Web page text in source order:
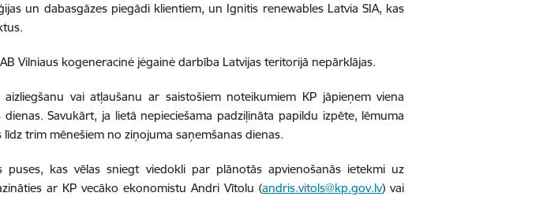
un dabasgāzes piegādi klientiem, un Ignitis renewables Latvia SIA, kas
Vilniaus kogeneracinė jėgainė darbība Latvijas teritorijā nepārklājas.
vai atļaušanu ar saistošiem noteikumiem KP jāpieņem viena
Savukārt, ja lietā nepieciešama padziļināta papildu izpēte, lēmuma
trim mēnešiem no ziņojuma saņemšanas dienas.
puses, kas vēlas sniegt viedokli par plānotās apvienošanās ietekmi uz
ar KP vecāko ekonomistu Andri Vītolu (andris.vitols@kp.gov.lv) vai